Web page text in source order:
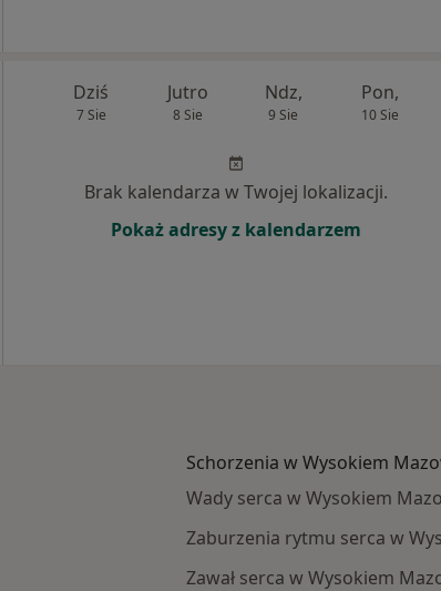
Dziś
7 Sie
Jutro
8 Sie
Ndz,
9 Sie
Pon,
10 Sie
Brak kalendarza w Twojej lokalizacji.
Pokaż adresy z kalendarzem
Schorzenia w Wysokiem
Wady serca w Wysokiem
Zaburzenia rytmu serca w
Zawał serca w Wysokiem